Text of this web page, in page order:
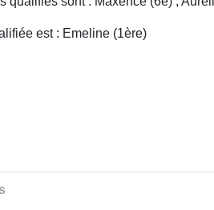
est : Emeline (1ère)